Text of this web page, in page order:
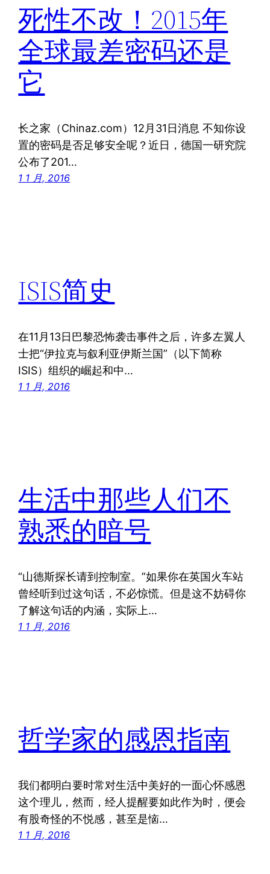
死性不改！2015年
全球最差密码还是
它
长之家（Chinaz.com）12月31日消息 不知你设
置的密码是否足够安全呢？近日，德国一研究院
公布了201…
1 1 月, 2016
ISIS简史
在11月13日巴黎恐怖袭击事件之后，许多左翼人
士把“伊拉克与叙利亚伊斯兰国”（以下简称
ISIS）组织的崛起和中…
1 1 月, 2016
生活中那些人们不
熟悉的暗号
“山德斯探长请到控制室。”如果你在英国火车站
曾经听到过这句话，不必惊慌。但是这不妨碍你
了解这句话的内涵，实际上…
1 1 月, 2016
哲学家的感恩指南
我们都明白要时常对生活中美好的一面心怀感恩
这个理儿，然而，经人提醒要如此作为时，便会
有股奇怪的不悦感，甚至是恼…
1 1 月, 2016